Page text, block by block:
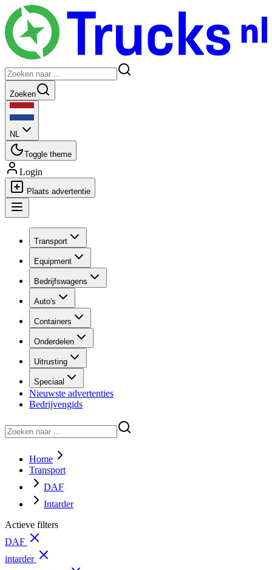
Zoeken
NL
Toggle theme
Login
Plaats advertentie
Transport
Equipment
Bedrijfswagens
Auto's
Containers
Onderdelen
Uitrusting
Speciaal
Nieuwste advertenties
Bedrijvengids
Home
Transport
DAF
Intarder
Actieve filters
DAF
intarder